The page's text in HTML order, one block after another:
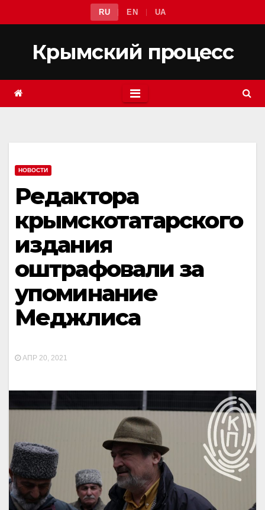
к
содержимому
RU EN UA
Крымский процесс
НОВОСТИ
Редактора
крымскотатарского
издания
оштрафовали за
упоминание
Меджлиса
АПР 20, 2021